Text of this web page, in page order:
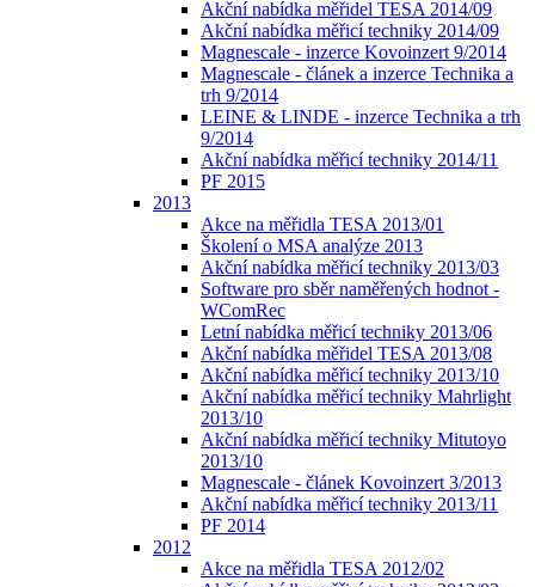
Akční nabídka měřidel TESA 2014/09
Akční nabídka měřicí techniky 2014/09
Magnescale - inzerce Kovoinzert 9/2014
Magnescale - článek a inzerce Technika a
trh 9/2014
LEINE & LINDE - inzerce Technika a trh
9/2014
Akční nabídka měřicí techniky 2014/11
PF 2015
2013
Akce na měřidla TESA 2013/01
Školení o MSA analýze 2013
Akční nabídka měřicí techniky 2013/03
Software pro sběr naměřených hodnot -
WComRec
Letní nabídka měřicí techniky 2013/06
Akční nabídka měřidel TESA 2013/08
Akční nabídka měřicí techniky 2013/10
Akční nabídka měřicí techniky Mahrlight
2013/10
Akční nabídka měřicí techniky Mitutoyo
2013/10
Magnescale - článek Kovoinzert 3/2013
Akční nabídka měřicí techniky 2013/11
PF 2014
2012
Akce na měřidla TESA 2012/02